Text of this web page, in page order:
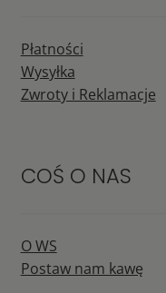
Płatności
Wysyłka
Zwroty i Reklamacje
COŚ O NAS
O WS
Postaw nam kawę